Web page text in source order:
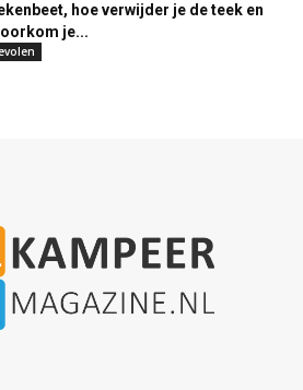
hoe verwijder je de teek en
je...